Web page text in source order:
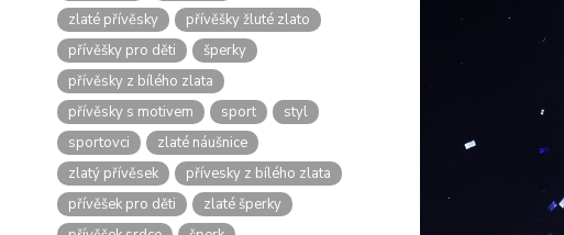
zlaté přívěsky
přívěšky žluté zlato
přívěšky pro děti
šperky
přívěsky z bílého zlata
přívěsky s motivem
sport
styl
sportovci
zlaté náušnice
zlatý přívěsek
přívesky z bílého zlata
přívěšek pro děti
zlaté šperky